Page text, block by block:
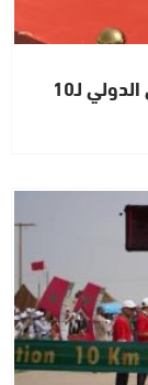
الدشيرة تحتضن النسخة الثانية من السباق الدولي لـ10